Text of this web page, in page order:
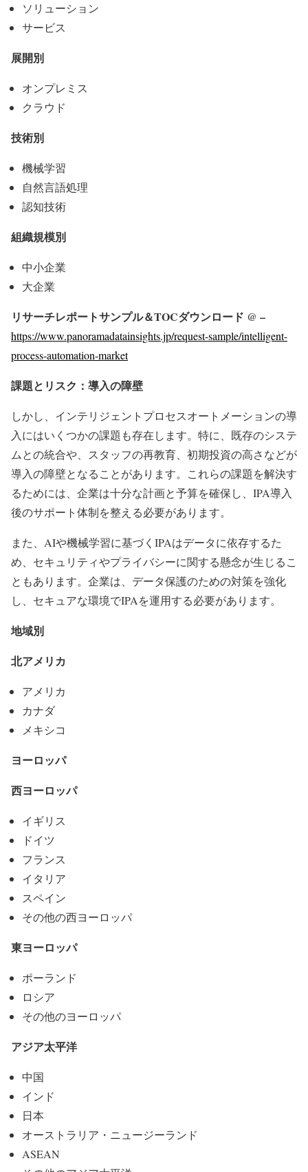
ソリューション
サービス
展開別
オンプレミス
クラウド
技術別
機械学習
自然言語処理
認知技術
組織規模別
中小企業
大企業
リサーチレポートサンプル＆TOCダウンロード @ –
https://www.panoramadatainsights.jp/request-sample/intelligent-
process-automation-market
課題とリスク：導入の障壁
しかし、インテリジェントプロセスオートメーションの導
入にはいくつかの課題も存在します。特に、既存のシステ
ムとの統合や、スタッフの再教育、初期投資の高さなどが
導入の障壁となることがあります。これらの課題を解決す
るためには、企業は十分な計画と予算を確保し、IPA導入
後のサポート体制を整える必要があります。
また、AIや機械学習に基づくIPAはデータに依存するた
め、セキュリティやプライバシーに関する懸念が生じるこ
ともあります。企業は、データ保護のための対策を強化
し、セキュアな環境でIPAを運用する必要があります。
地域別
北アメリカ
アメリカ
カナダ
メキシコ
ヨーロッパ
西ヨーロッパ
イギリス
ドイツ
フランス
イタリア
スペイン
その他の西ヨーロッパ
東ヨーロッパ
ポーランド
ロシア
その他のヨーロッパ
アジア太平洋
中国
インド
日本
オーストラリア・ニュージーランド
ASEAN